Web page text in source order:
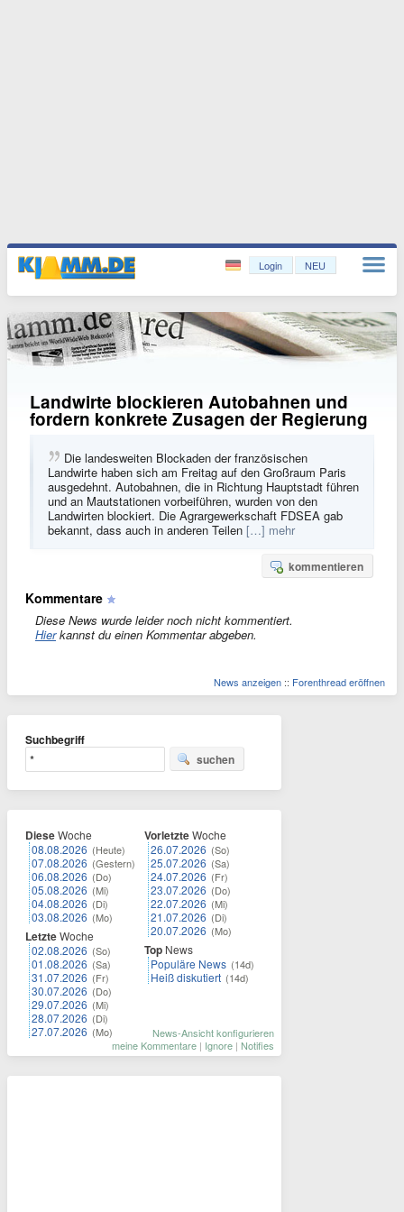
Login NEU
Landwirte blockieren Autobahnen und
fordern konkrete Zusagen der Regierung
Die landesweiten Blockaden der französischen
Landwirte haben sich am Freitag auf den Großraum Paris
ausgedehnt. Autobahnen, die in Richtung Hauptstadt führen
und an Mautstationen vorbeiführen, wurden von den
Landwirten blockiert. Die Agrargewerkschaft FDSEA gab
bekannt, dass auch in anderen Teilen […] mehr
kommentieren
Kommentare
Diese News wurde leider noch nicht kommentiert.
Hierkannst du einen Kommentar abgeben.
News anzeigen :: Forenthread eröffnen
Suchbegriff
suchen
DieseWoche
08.08.2026 (Heute)
07.08.2026 (Gestern)
06.08.2026 (Do)
05.08.2026 (Mi)
04.08.2026 (Di)
03.08.2026 (Mo)
LetzteWoche
02.08.2026 (So)
01.08.2026 (Sa)
31.07.2026 (Fr)
30.07.2026 (Do)
29.07.2026 (Mi)
28.07.2026 (Di)
27.07.2026 (Mo)
VorletzteWoche
26.07.2026 (So)
25.07.2026 (Sa)
24.07.2026 (Fr)
23.07.2026 (Do)
22.07.2026 (Mi)
21.07.2026 (Di)
20.07.2026 (Mo)
Top News
Populäre News (14d)
Heiß diskutiert (14d)
News-Ansicht konfigurieren
meine Kommentare | Ignore | Notifies